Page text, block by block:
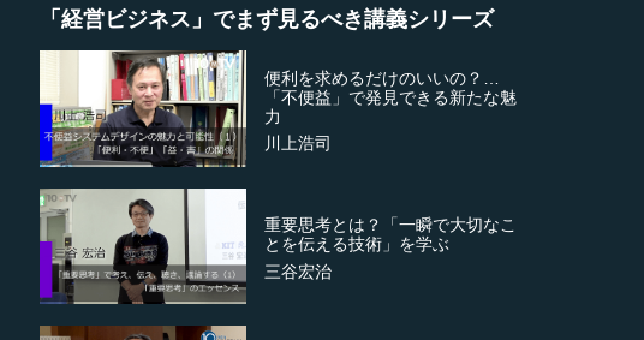
「経営ビジネス」でまず見るべき講義シリーズ
便利を求めるだけのいいの？…
「不便益」で発見できる新たな魅
力
川上浩司
重要思考とは？「一瞬で大切なこ
とを伝える技術」を学ぶ
三谷宏治